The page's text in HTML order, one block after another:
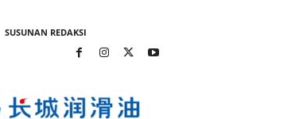
SUSUNAN REDAKSI